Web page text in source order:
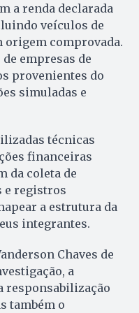
a renda declarada
veículos de
origem comprovada.
empresas de
provenientes do
simuladas e
técnicas
financeiras
da coleta de
e registros
a estrutura da
integrantes.
Chaves de
a
responsabilização
também o